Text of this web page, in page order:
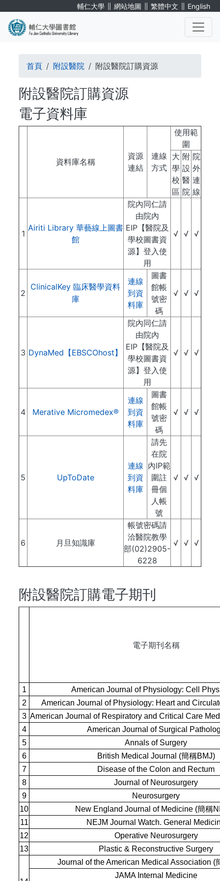
輔仁大學 ∥ 網站地圖 ∥ 繁體中文 ∥ English
導
航
連
結
首頁 附設醫院 附設醫院訂購資源
附設醫院訂購資源
電子資料庫
資料庫名稱
資源
連結
連線
方式
使用範
圍
大
學
校
區
附
設
醫
院
院
外
連
線
1
Airiti Library 華藝線上圖書
館
院內同仁請
由院內
EIP【醫院及
學校圖書資
源】登入使
用
√ √ √
2
ClinicalKey 臨床醫學資料
庫
連線
到資
料庫
圖書
館帳
號密
碼
√ √ √
3 DynaMed【EBSCOhost】
院內同仁請
由院內
EIP【醫院及
學校圖書資
源】登入使
用
√ √ √
4 Merative Micromedex®
連線
到資
料庫
圖書
館帳
號密
碼
√ √ √
5 UpToDate
連線
到資
料庫
請先
在院
內IP範
圍註
冊個
人帳
號
√ √ √
6 月旦知識庫
帳號密碼請
洽醫院教學
部(02)2905-
6228
√ √ √
附設醫院訂購電子期刊
電子期刊名稱
1
American Journal of Physiology: Cell
2
American Journal of Physiology: Heart and
3 American Journal of Respiratory and Critical Care
4
American Journal of Surgical
5
Annals of Surgery
6
British Medical Journal (簡稱BMJ)
7
Disease of the Colon and Rectum
8
Journal of Neurosurgery
9
Neurosurgery
10
New England Journal of Medicine (簡稱
11
NEJM Journal Watch. General
12
Operative Neurosurgery
13
Plastic & Reconstructive Surgery
Journal of the American Medical Association (
JAMA Internal Medicine